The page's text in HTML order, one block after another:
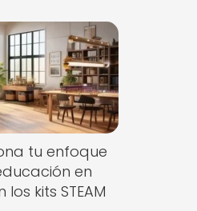
tu enfoque
en
kits STEAM